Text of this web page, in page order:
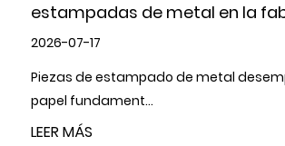
estampadas de metal en la
2026-07-17
Piezas de estampado de metal
papel fundament...
LEER MÁS